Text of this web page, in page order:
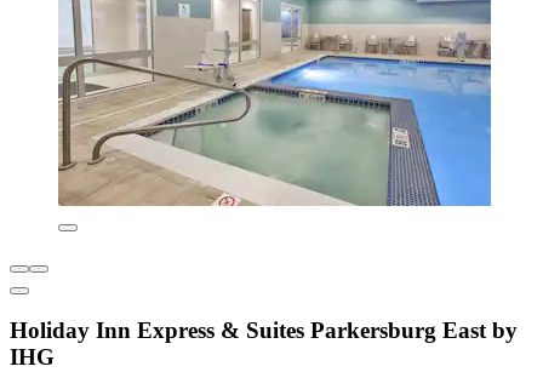
Holiday Inn Express & Suites Parkersburg East by
IHG